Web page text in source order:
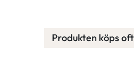
Produkten köps